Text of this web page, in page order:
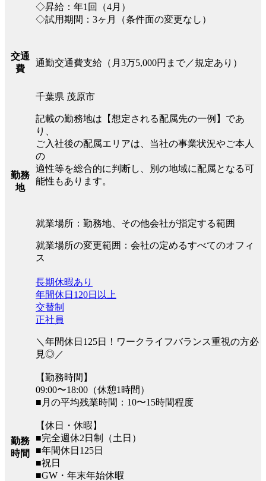
◇昇給：年1回（4月）
◇試用期間：3ヶ月（条件面の変更なし）
交通
費
通勤交通費支給（月3万5,000円まで／規定あり）
勤務
地
千葉県 茂原市
記載の勤務地は【想定される配属先の一例】であ
り、
ご入社後の配属エリアは、当社の事業状況やご本人
の
適性等を総合的に判断し、別の地域に配属となる可
能性もあります。
就業場所：勤務地、その他会社が指定する範囲
就業場所の変更範囲：会社の定めるすべてのオフィ
ス
勤務
時間
長期休暇あり
年間休日120日以上
交替制
正社員
＼年間休日125日！ワークライフバランス重視の方必
見◎／
【勤務時間】
09:00〜18:00（休憩1時間）
■月の平均残業時間：10〜15時間程度
【休日・休暇】
■完全週休2日制（土日）
■年間休日125日
■祝日
■GW・年末年始休暇